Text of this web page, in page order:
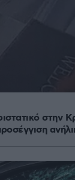
στην